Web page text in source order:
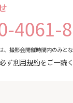
4061-
撮影会開催時間内のみとな
ず利用規約をご一読